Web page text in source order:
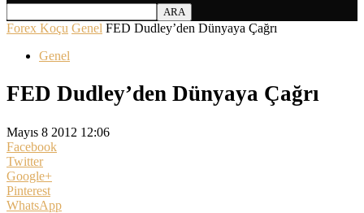
Forex Koçu Genel FED Dudley’den Dünyaya Çağrı
Genel
FED Dudley’den Dünyaya Çağrı
Mayıs 8 2012 12:06
Facebook
Twitter
Google+
Pinterest
WhatsApp